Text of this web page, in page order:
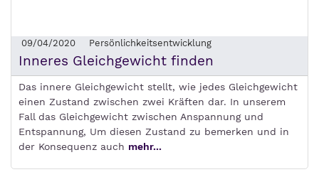
09/04/2020 Persönlichkeitsentwicklung
Inneres Gleichgewicht finden
Das innere Gleichgewicht stellt, wie jedes Gleichgewicht
einen Zustand zwischen zwei Kräften dar. In unserem
Fall das Gleichgewicht zwischen Anspannung und
Entspannung, Um diesen Zustand zu bemerken und in
der Konsequenz auch mehr...